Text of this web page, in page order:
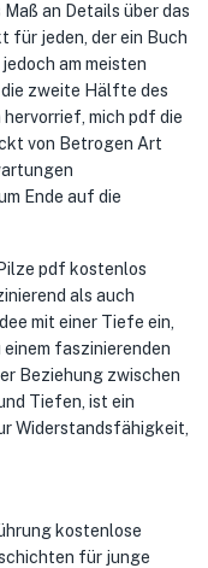
an Details über das
für jeden, der ein Buch
am meisten
die zweite Hälfte des
mich pdf die
von Betrogen Art
Ende auf die
pdf kostenlos
als auch
mit einer Tiefe ein,
faszinierenden
Beziehung zwischen
Tiefen, ist ein
Widerstandsfähigkeit,
kostenlose
für junge